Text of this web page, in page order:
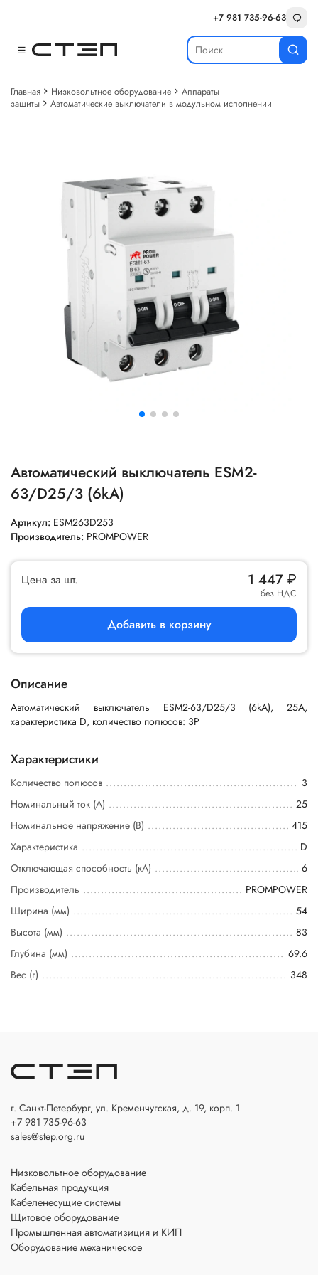
+7 981 735-96-63
Главная Низковольтное оборудование
Аппараты
защиты
Автоматические выключатели в модульном исполнении
Автоматический выключатель ESM2-
63/D25/3 (6kA)
Артикул: ESM263D253
Производитель: PROMPOWER
Цена за шт. 1 447 ₽
без НДС
Добавить в корзину
Описание
Автоматический выключатель ESM2-63/D25/3 (6kA), 25A,
характеристика D, количество полюсов: 3P
Характеристики
Количество полюсов
3
Номинальный ток (А)
25
Номинальное напряжение (В)
415
Характеристика
D
Отключающая способность (кА)
6
Производитель
PROMPOWER
Ширина (мм)
54
Высота (мм)
83
Глубина (мм)
69.6
Вес (г)
348
г. Санкт-Петербург, ул. Кременчугская, д. 19, корп. 1
+7 981 735-96-63
sales@step.org.ru
Низковольтное оборудование
Кабельная продукция
Кабеленесущие системы
Щитовое оборудование
Промышленная автоматизиция и КИП
Оборудование механическое